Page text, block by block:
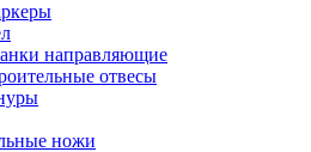
направляющие
отвесы
ножи